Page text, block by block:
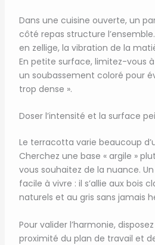
Dans une cuisine ouverte, un
côté repas structure
en zellige, la vibration de la
En petite surface, limitez-vous
un soubassement coloré pour
trop dense ».
Doser l’intensité et la surface
Le terracotta varie beaucoup
Cherchez une base « argile »
vous souhaitez de la nuance. Un
facile à vivre : il s’allie aux bois
naturels et au gris sans jamais
Pour valider l’harmonie,
proximité du plan de travail et